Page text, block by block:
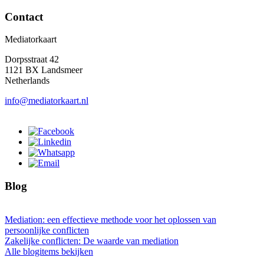
Contact
Mediatorkaart
Dorpsstraat 42
1121 BX Landsmeer
Netherlands
info@mediatorkaart.nl
Blog
Mediation: een effectieve methode voor het oplossen van
persoonlijke conflicten
Zakelijke conflicten: De waarde van mediation
Alle blogitems bekijken